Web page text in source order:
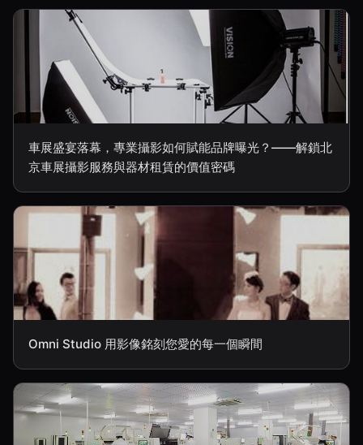
車展盛宴落幕，專業攝影如何賦能品牌曝光？——解鎖北
京車展攝影服務與器材租賃的價值密碼
Omni Studio 用影像銘刻您愛的每一個瞬間